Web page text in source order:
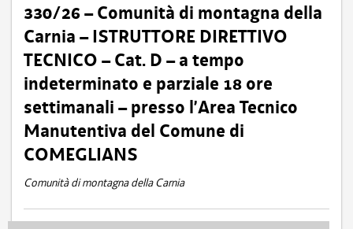
330/26 – Comunità di montagna della
Carnia – ISTRUTTORE DIRETTIVO
TECNICO – Cat. D – a tempo
indeterminato e parziale 18 ore
settimanali – presso l’Area Tecnico
Manutentiva del Comune di
COMEGLIANS
Comunità di montagna della Carnia